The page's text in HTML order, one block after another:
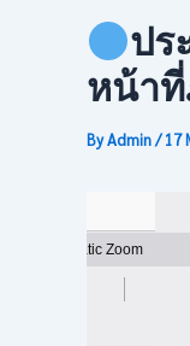
ปร
หน้า
ByAdmin/17